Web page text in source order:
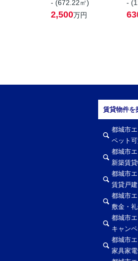
- (672.22㎡)
2,500万円
-
賃貸物件を
都城市
ペット
都城市
新築賃
都城市
賃貸戸
都城市
敷金・
都城市
キャン
都城市
家具家